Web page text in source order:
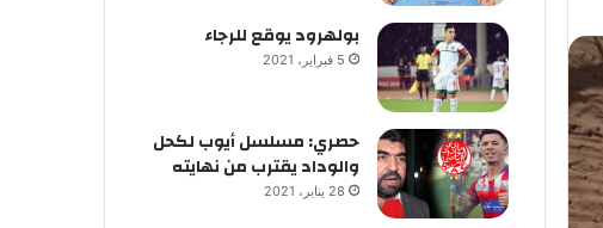
بولهرود يوقع للرجاء
5 فبراير، 2021
حصري: مسلسل أيوب لكحل
والوداد يقترب من نهايته
28 يناير، 2021